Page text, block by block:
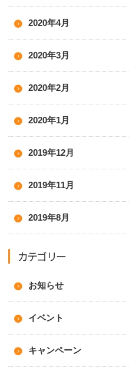
2020年4月
2020年3月
2020年2月
2020年1月
2019年12月
2019年11月
2019年8月
カテゴリー
お知らせ
イベント
キャンペーン